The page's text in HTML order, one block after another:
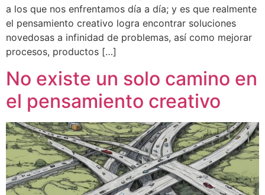
a los que nos enfrentamos día a día; y es que realmente
el pensamiento creativo logra encontrar soluciones
novedosas a infinidad de problemas, así como mejorar
procesos, productos […]
No existe un solo camino en
el pensamiento creativo